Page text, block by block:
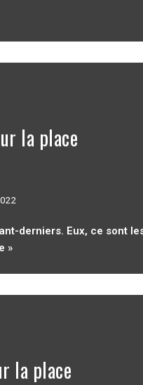
la place
derniers. Eux, ce sont
»
la place